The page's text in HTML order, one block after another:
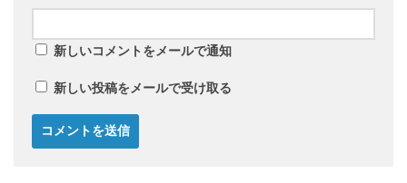
新しいコメントをメールで通知
新しい投稿をメールで受け取る